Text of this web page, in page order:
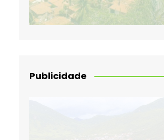
Publicidade